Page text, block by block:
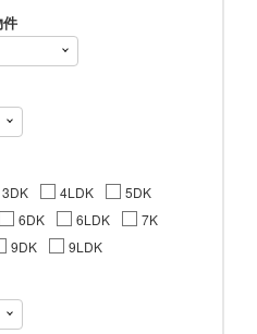
3DK 4LDK
5DK
6DK 6LDK
7K
9DK 9LDK